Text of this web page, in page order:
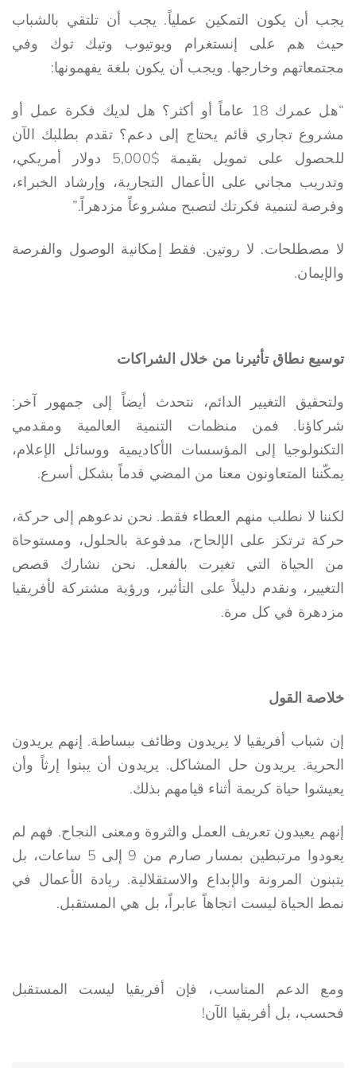
يجب أن يكون التمكين عملياً. يجب أن تلتقي بالشباب
حيث هم على إنستغرام ويوتيوب وتيك توك وفي
مجتمعاتهم وخارجها. ويجب أن يكون بلغة يفهمونها:
“هل عمرك 18 عاماً أو أكثر؟ هل لديك فكرة عمل أو
مشروع تجاري قائم يحتاج إلى دعم؟ تقدم بطلبك الآن
للحصول على تمويل بقيمة $5,000 دولار أمريكي،
وتدريب مجاني على الأعمال التجارية، وإرشاد الخبراء،
وفرصة لتنمية فكرتك لتصبح مشروعاً مزدهراً.”
لا مصطلحات. لا روتين. فقط إمكانية الوصول والفرصة
والإيمان.
توسيع نطاق تأثيرنا من خلال الشراكات
ولتحقيق التغيير الدائم، نتحدث أيضاً إلى جمهور آخر:
شركاؤنا. فمن منظمات التنمية العالمية ومقدمي
التكنولوجيا إلى المؤسسات الأكاديمية ووسائل الإعلام،
يمكّننا المتعاونون معنا من المضي قدماً بشكل أسرع.
لكننا لا نطلب منهم العطاء فقط. نحن ندعوهم إلى حركة،
حركة ترتكز على الإلحاح، مدفوعة بالحلول، ومستوحاة
من الحياة التي تغيرت بالفعل. نحن نشارك قصص
التغيير، ونقدم دليلاً على التأثير، ورؤية مشتركة لأفريقيا
مزدهرة في كل مرة.
خلاصة القول
إن شباب أفريقيا لا يريدون وظائف ببساطة. إنهم يريدون
الحرية. يريدون حل المشاكل. يريدون أن يبنوا إرثاً وأن
يعيشوا حياة كريمة أثناء قيامهم بذلك.
إنهم يعيدون تعريف العمل والثروة ومعنى النجاح. فهم لم
يعودوا مرتبطين بمسار صارم من 9 إلى 5 ساعات، بل
يتبنون المرونة والإبداع والاستقلالية. ريادة الأعمال في
نمط الحياة ليست اتجاهاً عابراً، بل هي المستقبل.
ومع الدعم المناسب، فإن أفريقيا ليست المستقبل
فحسب، بل أفريقيا الآن!